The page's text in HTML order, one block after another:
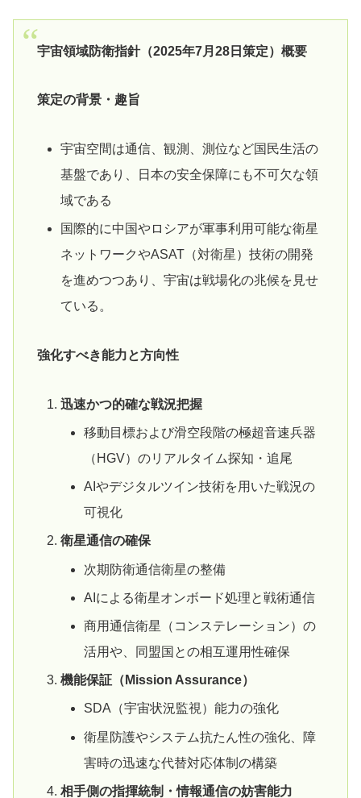
宇宙領域防衛指針（2025年7月28日策定）概要
策定の背景・趣旨
宇宙空間は通信、観測、測位など国民生活の
基盤であり、日本の安全保障にも不可欠な領
域である
国際的に中国やロシアが軍事利用可能な衛星
ネットワークやASAT（対衛星）技術の開発
を進めつつあり、宇宙は戦場化の兆候を見せ
ている。
強化すべき能力と方向性
迅速かつ的確な戦況把握
移動目標および滑空段階の極超音速兵器
（HGV）のリアルタイム探知・追尾
AIやデジタルツイン技術を用いた戦況の
可視化
衛星通信の確保
次期防衛通信衛星の整備
AIによる衛星オンボード処理と戦術通信
商用通信衛星（コンステレーション）の
活用や、同盟国との相互運用性確保
機能保証（Mission Assurance）
SDA（宇宙状況監視）能力の強化
衛星防護やシステム抗たん性の強化、障
害時の迅速な代替対応体制の構築
相手側の指揮統制・情報通信の妨害能力